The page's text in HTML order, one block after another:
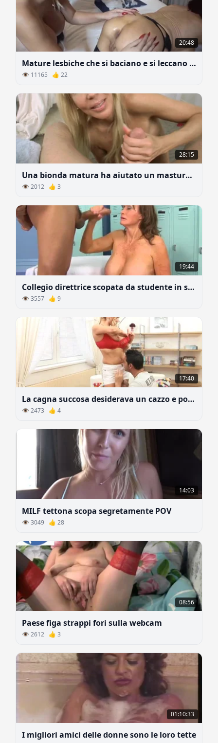
20:48
Mature lesbiche che si baciano e si leccano il culo
👁 11165 👍 22
28:15
Una bionda matura ha aiutato un masturbatore a sborrare
👁 2012 👍 3
19:44
Collegio direttrice scopata da studente in spogliatoio
👁 3557 👍 9
17:40
La cagna succosa desiderava un cazzo e poi è successo il sesso
👁 2473 👍 4
14:03
MILF tettona scopa segretamente POV
👁 3049 👍 28
08:56
Paese figa strappi fori sulla webcam
👁 2612 👍 3
01:10:33
I migliori amici delle donne sono le loro tette